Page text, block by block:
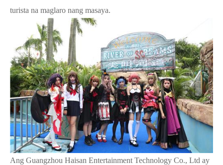
turista na maglaro nang masaya.
Ang Guangzhou Haisan Entertainment Technology Co., Ltd ay